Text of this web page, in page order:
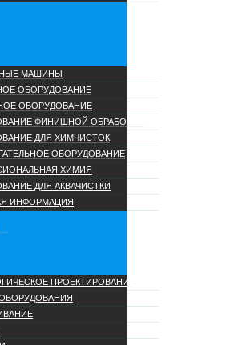
МАШИНЫ
ОБОРУДОВАНИЕ
ОБОРУДОВАНИЕ
ФИНИШНОЙ ОБРАБОТКИ
ДЛЯ ХИМЧИСТОК
ОБОРУДОВАНИЕ
ХИМИЯ
ДЛЯ АКВАЧИСТКИ
ИНФОРМАЦИЯ
ПРОЕКТИРОВАНИЕ